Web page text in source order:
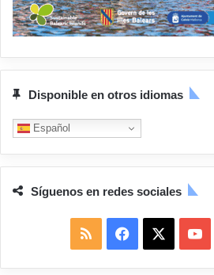
Disponible en otros idiomas
Español
Síguenos en redes sociales
S
a
o